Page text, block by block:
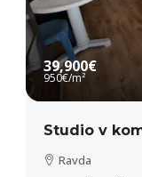
39,900€
950€/m²
Studio v
Ravda